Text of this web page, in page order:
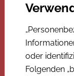
oder
Folgenden